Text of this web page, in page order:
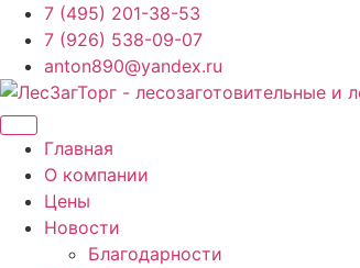
Перейти
содержимому
7 (495) 201-38-53
7 (926) 538-09-07
anton890@yandex.ru
Главная
О компании
Цены
Новости
Благодарности